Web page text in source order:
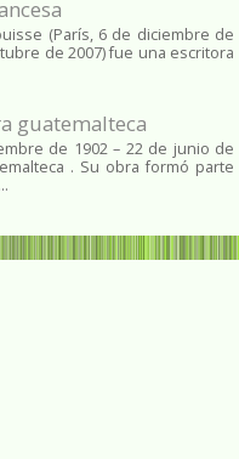
(París, 6 de diciembre de
de 2007) fue una escritora
guatemalteca
de 1902 – 22 de junio de
. Su obra formó parte